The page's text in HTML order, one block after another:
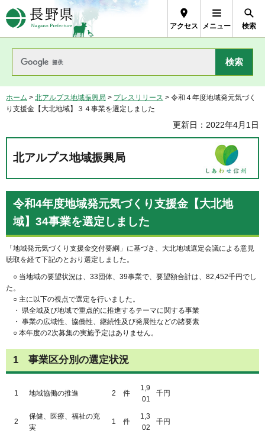
長野県Nagano Prefecture
アクセス メニュー 検索
ホーム > 北アルプス地域振興局 > プレスリリース > 令和４年度地域発元気づく
り支援金【大北地域】３４事業を選定しました
更新日：2022年4月1日
北アルプス地域振興局
令和4年度地域発元気づくり支援金【大北地
域】34事業を選定しました
「地域発元気づくり支援金交付要綱」に基づき、大北地域選定会議による意見
聴取を経て下記のとおり選定しました。
○ 当地域の要望状況は、33団体、39事業で、要望額合計は、82,452千円でし
た。
○ 主に以下の視点で選定を行いました。
・ 県全域及び地域で重点的に推進するテーマに関する事業
・ 事業の広域性、協働性、継続性及び発展性などの諸要素
○ 本年度の2次募集の実施予定はありません。
1 事業区分別の選定状況
1 地域協働の推進 2 件
1,9
01
千円
2
保健、医療、福祉の充
実
1 件
1,3
02
千円